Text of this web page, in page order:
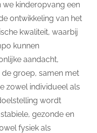
we kinderopvang een
ontwikkeling van het
kwaliteit, waarbij
kunnen
aandacht,
groep, samen met
zowel individueel als
wordt
gezonde en
fysiek als